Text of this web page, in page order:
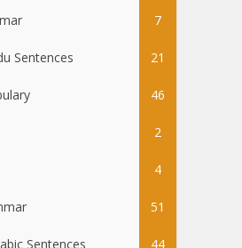
7
Sentences 21
46
2
4
51
Sentences 44